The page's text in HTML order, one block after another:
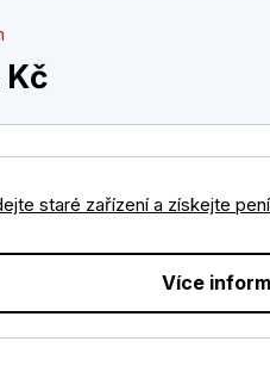
Kč
staré zařízení a získejte
Více